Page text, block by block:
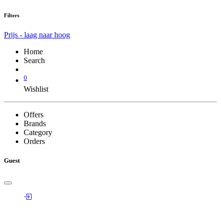
Filters
Prijs - laag naar hoog
Home
Search
0
Wishlist
Offers
Brands
Category
Orders
Guest